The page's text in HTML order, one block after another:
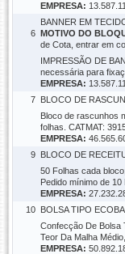
EMPRESA:
6
BANNER EM
MOTIVO DO
de Cota, entrar em
IMPRESSÃO DE
necessária para
EMPRESA:
7 BLOCO DE
Bloco de rascunhos
folhas. CATMAT:
EMPRESA:
9 BLOCO DE
50 Folhas cada
Pedido mínimo de
EMPRESA:
10 BOLSA TIPO
Confecção De Bolsa
Teor Da Malha
EMPRESA: